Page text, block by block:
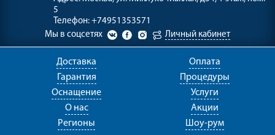
5
Телефон: +74951353571
Мы в соцсетях
Личный кабинет
Доставка
Оплата
Гарантия
Процедуры
Оснащение
Услуги
О нас
Акции
Регионы
Шоу-рум